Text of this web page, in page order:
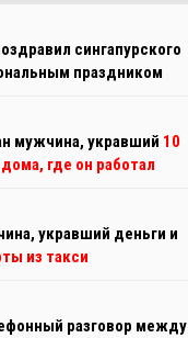
сингапурского
праздником
мужчина, укравший 10
где он работал
укравший деньги и
из такси
разговор между